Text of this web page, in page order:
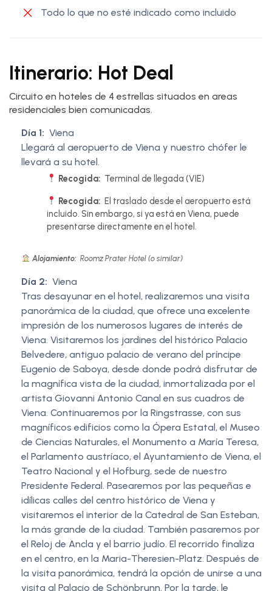
Todo lo que no esté indicado como incluido
Itinerario: Hot Deal
Circuito en hoteles de 4 estrellas situados en areas
residenciales bien comunicadas.
Día 1: Viena
Llegará al aeropuerto de Viena y nuestro chófer le
llevará a su hotel.
Recogida: Terminal de llegada (VIE)
Recogida: El traslado desde el aeropuerto está
incluido. Sin embargo, si ya está en Viena, puede
presentarse directamente en el hotel.
Alojamiento: Roomz Prater Hotel (o similar)
Día 2: Viena
Tras desayunar en el hotel, realizaremos una visita
panorámica de la ciudad, que ofrece una excelente
impresión de los numerosos lugares de interés de
Viena. Visitaremos los jardines del histórico Palacio
Belvedere, antiguo palacio de verano del príncipe
Eugenio de Saboya, desde donde podrá disfrutar de
la magnífica vista de la ciudad, inmortalizada por el
artista Giovanni Antonio Canal en sus cuadros de
Viena. Continuaremos por la Ringstrasse, con sus
magníficos edificios como la Ópera Estatal, el Museo
de Ciencias Naturales, el Monumento a María Teresa,
el Parlamento austríaco, el Ayuntamiento de Viena, el
Teatro Nacional y el Hofburg, sede de nuestro
Presidente Federal. Pasearemos por las pequeñas e
idílicas calles del centro histórico de Viena y
visitaremos el interior de la Catedral de San Esteban,
la más grande de la ciudad. También pasaremos por
el Reloj de Ancla y el barrio judío. El recorrido finaliza
en el centro, en la Maria-Theresien-Platz. Después de
la visita panorámica, tendrá la opción de unirse a una
visita al Palacio de Schönbrunn. Por la tarde, le